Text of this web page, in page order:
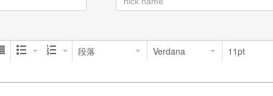
段落 Verdana 11pt